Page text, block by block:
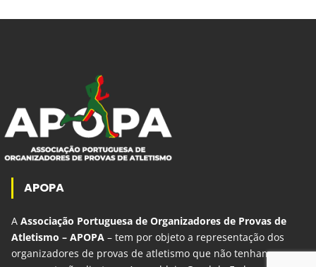
APOPA
A Associação Portuguesa de Organizadores de Provas de
Atletismo – APOPA – tem por objeto a representação dos
organizadores de provas de atletismo que não tenham